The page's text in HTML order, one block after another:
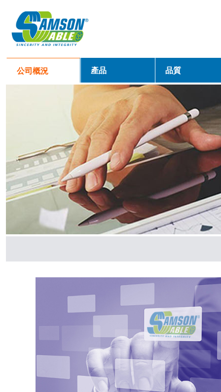
公司概況 產品 品質